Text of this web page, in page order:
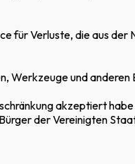
für Verluste, die aus der
Werkzeuge und anderen
akzeptiert habe
der Vereinigten